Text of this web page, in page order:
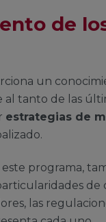
de
un
tanto de las
estrategias de
programa,
de
las